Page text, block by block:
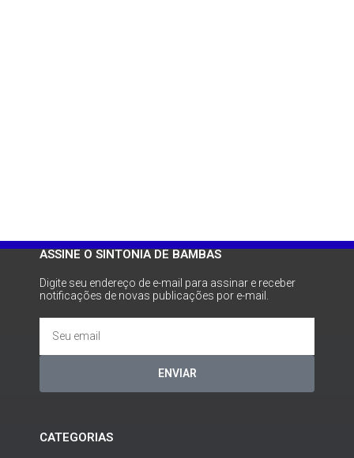
ASSINE O SINTONIA DE BAMBAS
Digite seu endereço de e-mail para assinar e receber
notificações de novas publicações por e-mail.
ENVIAR
CATEGORIAS